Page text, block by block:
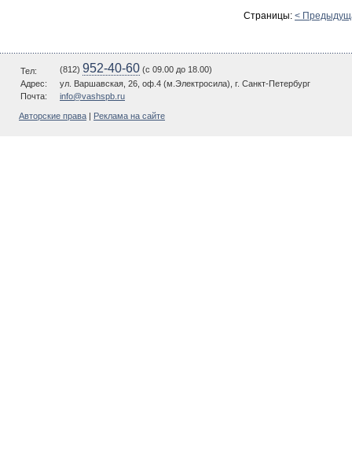
Страницы: <
Тел: (812) 952-40-60 (c 09.00 до 18.00)
Адрес:
ул. Варшавская, 26, оф.4 (м.Электросила), г. Санкт-Петербург
Почта:
info@vashspb.ru
Авторские права Реклама на сайте